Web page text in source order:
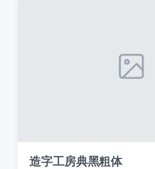
造字工房典黑粗体